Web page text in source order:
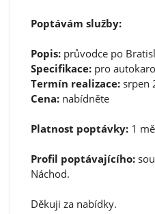
Poptávám služby:
Popis: průvodce po
Specifikace: pro
Termín realizace: srpen
Cena: nabídněte
Platnost poptávky: 1
Profil poptávajícího:
Náchod.
Děkuji za nabídky.